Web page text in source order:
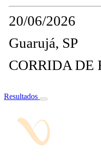
20/06/2026
Guarujá, SP
CORRIDA DE
Resultados